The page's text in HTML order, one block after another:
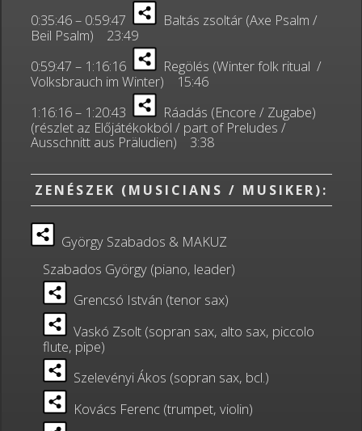
0:35:46 – 0:59:47
Baltás zsoltár (Axe Psalm /
Beil Psalm) 23:49
0:59:47 – 1:16:16
Regölés (Winter folk ritual /
Volksbrauch im Winter) 15:46
1:16:16 – 1:20:43
Ráadás (Encore / Zugabe)
(részlet az Előjátékokból / part of Preludes /
Ausschnitt aus Präludien) 3:38
ZENÉSZEK (MUSICIANS / MUSIKER):
György Szabados & MAKUZ
Szabados György (piano, leader)
Grencsó István (tenor sax)
Vaskó Zsolt (sopran sax, alto sax, piccolo
flute, pipe)
Szelevényi Ákos (sopran sax, bcl.)
Kovács Ferenc (trumpet, violin)